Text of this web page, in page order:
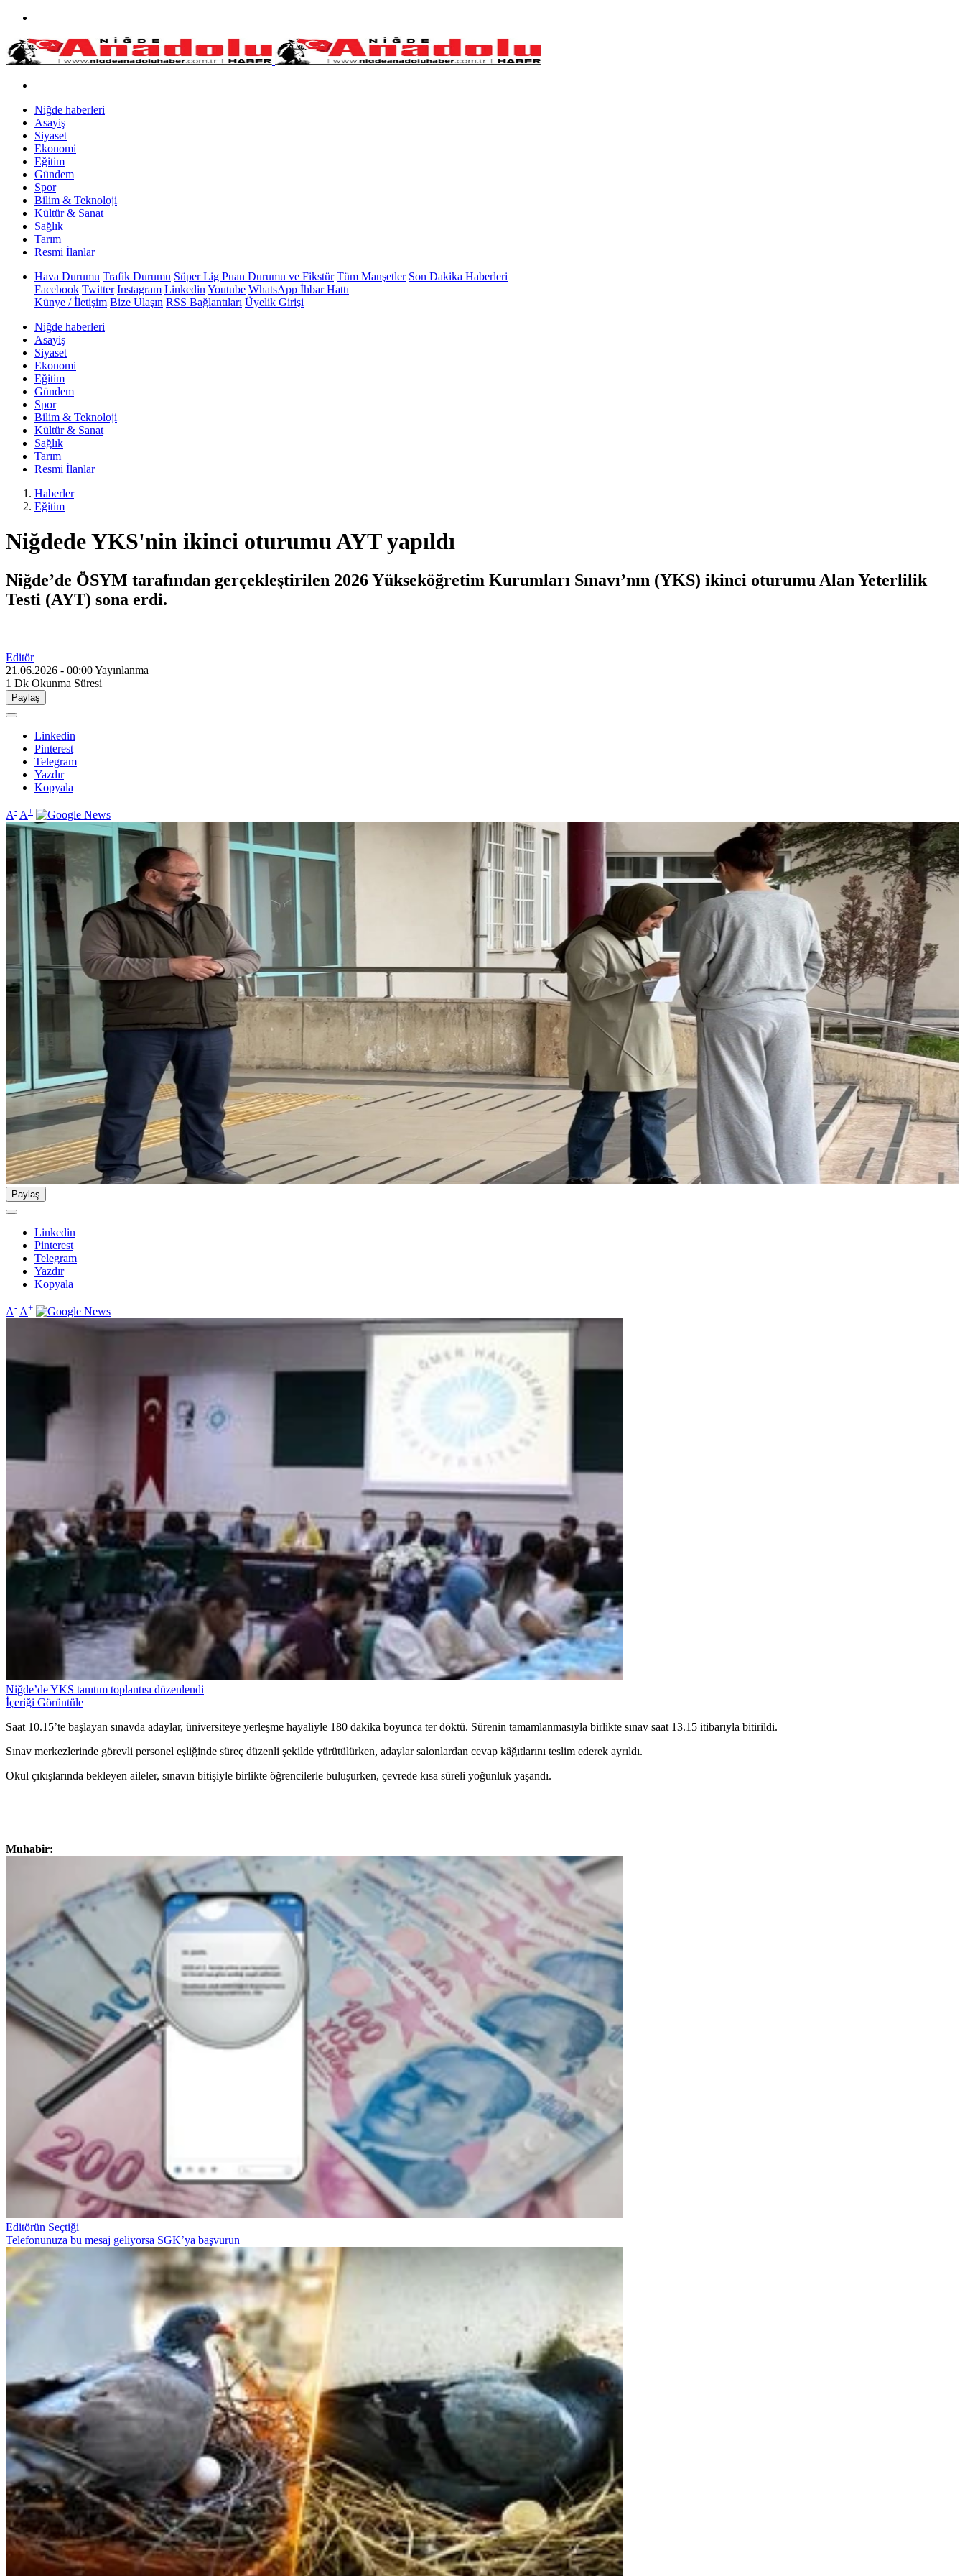
Niğde haberleri
Asayiş
Siyaset
Ekonomi
Eğitim
Gündem
Spor
Bilim & Teknoloji
Kültür & Sanat
Sağlık
Tarım
Resmi İlanlar
Hava Durumu Trafik Durumu Süper Lig Puan Durumu ve Fikstür Tüm Manşetler Son Dakika Haberleri
Facebook Twitter Instagram Linkedin Youtube WhatsApp İhbar Hattı
Künye / İletişim Bize Ulaşın RSS Bağlantıları Üyelik Girişi
Niğde haberleri
Asayiş
Siyaset
Ekonomi
Eğitim
Gündem
Spor
Bilim & Teknoloji
Kültür & Sanat
Sağlık
Tarım
Resmi İlanlar
Haberler
Eğitim
Niğdede YKS'nin ikinci oturumu AYT yapıldı
Niğde’de ÖSYM tarafından gerçekleştirilen 2026 Yükseköğretim Kurumları Sınavı’nın (YKS) ikinci oturumu Alan Yeterlilik
Testi (AYT) sona erdi.
Editör
21.06.2026 - 00:00Yayınlanma
1 Dk Okunma Süresi
Paylaş
Linkedin
Pinterest
Telegram
Yazdır
Kopyala
A- A+
Paylaş
Linkedin
Pinterest
Telegram
Yazdır
Kopyala
A- A+
Niğde’de YKS tanıtım toplantısı düzenlendi
İçeriği Görüntüle
Saat 10.15’te başlayan sınavda adaylar, üniversiteye yerleşme hayaliyle 180 dakika boyunca ter döktü. Sürenin tamamlanmasıyla birlikte sınav saat 13.15 itibarıyla bitirildi.
Sınav merkezlerinde görevli personel eşliğinde süreç düzenli şekilde yürütülürken, adaylar salonlardan cevap kâğıtlarını teslim ederek ayrıldı.
Okul çıkışlarında bekleyen aileler, sınavın bitişiyle birlikte öğrencilerle buluşurken, çevrede kısa süreli yoğunluk yaşandı.
Muhabir:
Editörün Seçtiği
Telefonunuza bu mesaj geliyorsa SGK’ya başvurun